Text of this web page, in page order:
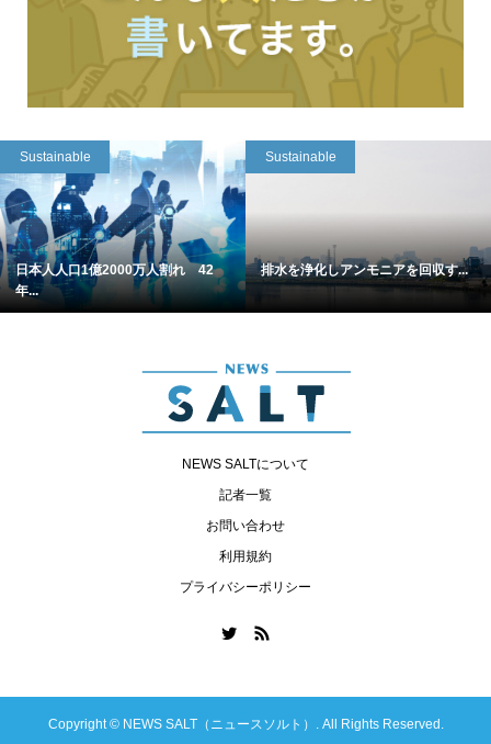
Sustainable
日本人人口1億2000万人割れ 42
年...
Sustainable
排水を浄化しアンモニアを回収す...
NEWS SALTについて
記者一覧
お問い合わせ
利用規約
プライバシーポリシー
Copyright ©NEWS SALT（ニュースソルト）. All Rights Reserved.